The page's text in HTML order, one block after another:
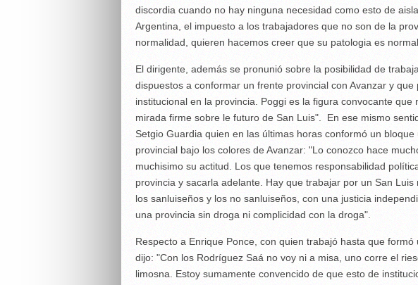
discordia cuando no hay ninguna necesidad como esto de
Argentina, el impuesto a los trabajadores que no son de la
normalidad, quieren hacemos creer que su patologia es
El dirigente, además se pronunió sobre la posibilidad de
dispuestos a conformar un frente provincial con Avanzar y
institucional en la provincia. Poggi es la figura convocante que
mirada firme sobre le futuro de San Luis". En ese mismo
Setgio Guardia quien en las últimas horas conformó un
provincial bajo los colores de Avanzar: "Lo conozco hace
muchisimo su actitud. Los que tenemos responsabilidad
provincia y sacarla adelante. Hay que trabajar por un San
los sanluiseños y los no sanluiseños, con una justicia
una provincia sin droga ni complicidad con la droga".
Respecto a Enrique Ponce, con quien trabajó hasta que formó
dijo: "Con los Rodríguez Saá no voy ni a misa, uno corre el
limosna. Estoy sumamente convencido de que esto de